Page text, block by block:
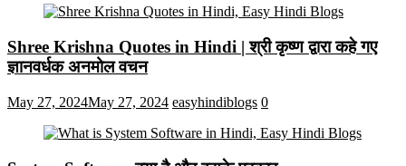
Shree Krishna Quotes in Hindi | श्री कृष्ण द्वारा कहे गए
ज्ञानवर्धक अनमोल वचन
May 27, 2024May 27, 2024 easyhindiblogs 0